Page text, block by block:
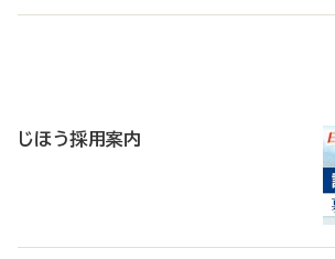
じほう採用案内